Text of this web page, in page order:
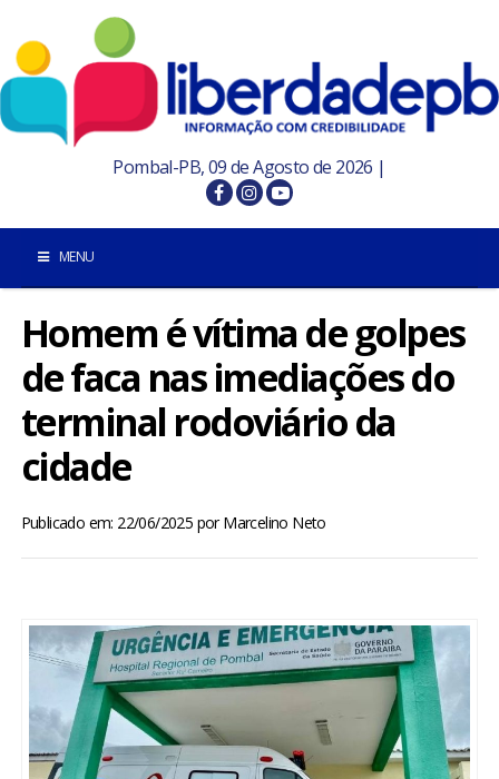
Pombal-PB, 09 de Agosto de 2026 |
MENU
INÍCIO
POMBAL E REGIÃO
ESPORTES
ENTRETENIMENTO
ENQUETE
Homem é vítima de golpes
de faca nas imediações do
terminal rodoviário da
cidade
Publicado em: 22/06/2025 porMarcelino Neto